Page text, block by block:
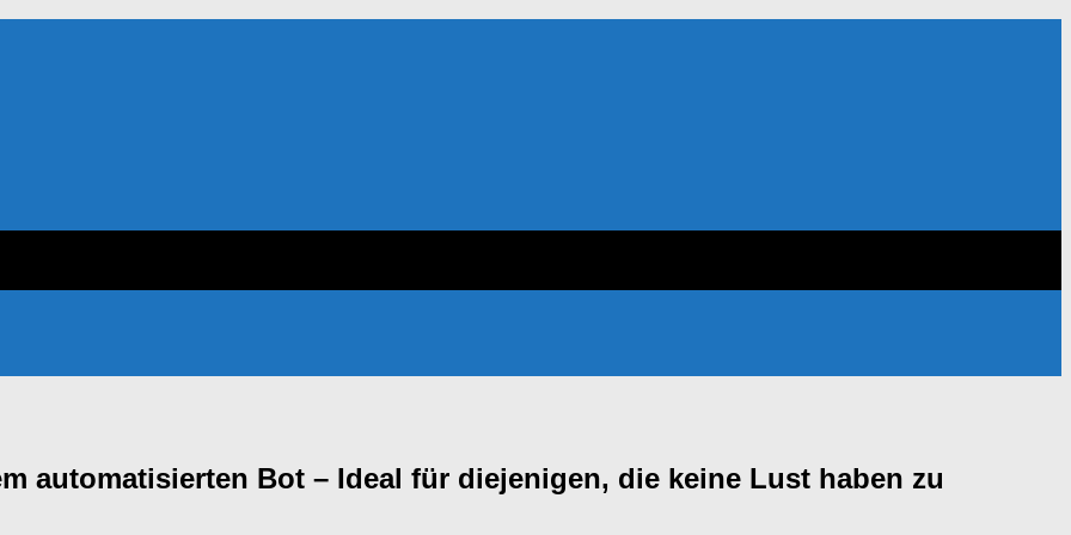
automatisierten Bot – Ideal für diejenigen, die keine Lust haben zu